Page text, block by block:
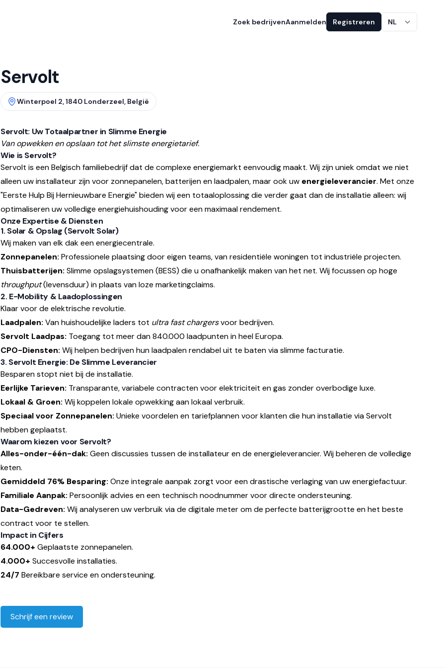
Zoek bedrijvenAanmelden Registreren NL
Servolt
Winterpoel 2, 1840 Londerzeel, België
Servolt: Uw Totaalpartner in Slimme Energie
Van opwekken en opslaan tot het slimste energietarief.
Wie is Servolt?
Servolt is een Belgisch familiebedrijf dat de complexe energiemarkt eenvoudig maakt. Wij zijn uniek omdat we niet
alleen uw installateur zijn voor zonnepanelen, batterijen en laadpalen, maar ook uw energieleverancier. Met onze
"Eerste Hulp Bij Hernieuwbare Energie" bieden wij een totaaloplossing die verder gaat dan de installatie alleen: wij
optimaliseren uw volledige energiehuishouding voor een maximaal rendement.
Onze Expertise & Diensten
1. Solar & Opslag (Servolt Solar)
Wij maken van elk dak een energiecentrale.
Zonnepanelen: Professionele plaatsing door eigen teams, van residentiële woningen tot industriële projecten.
Thuisbatterijen: Slimme opslagsystemen (BESS) die u onafhankelijk maken van het net. Wij focussen op hoge
throughput(levensduur) in plaats van loze marketingclaims.
2. E-Mobility & Laadoplossingen
Klaar voor de elektrische revolutie.
Laadpalen: Van huishoudelijke laders tot ultra fast chargersvoor bedrijven.
Servolt Laadpas: Toegang tot meer dan 840.000 laadpunten in heel Europa.
CPO-Diensten: Wij helpen bedrijven hun laadpalen rendabel uit te baten via slimme facturatie.
3. Servolt Energie: De Slimme Leverancier
Besparen stopt niet bij de installatie.
Eerlijke Tarieven: Transparante, variabele contracten voor elektriciteit en gas zonder overbodige luxe.
Lokaal & Groen: Wij koppelen lokale opwekking aan lokaal verbruik.
Speciaal voor Zonnepanelen: Unieke voordelen en tariefplannen voor klanten die hun installatie via Servolt
hebben geplaatst.
Waarom kiezen voor Servolt?
Alles-onder-één-dak: Geen discussies tussen de installateur en de energieleverancier. Wij beheren de volledige
keten.
Gemiddeld 76% Besparing: Onze integrale aanpak zorgt voor een drastische verlaging van uw energiefactuur.
Familiale Aanpak: Persoonlijk advies en een technisch noodnummer voor directe ondersteuning.
Data-Gedreven: Wij analyseren uw verbruik via de digitale meter om de perfecte batterijgrootte en het beste
contract voor te stellen.
Impact in Cijfers
64.000+ Geplaatste zonnepanelen.
4.000+ Succesvolle installaties.
24/7 Bereikbare service en ondersteuning.
Schrijf een review